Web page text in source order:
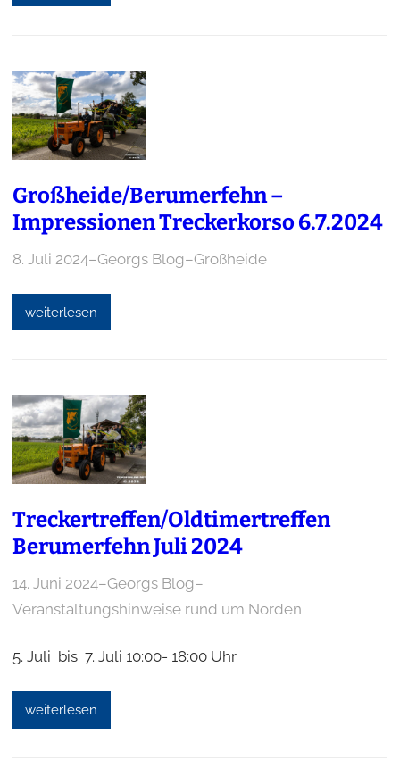
Großheide/Berumerfehn –
Impressionen Treckerkorso 6.7.2024
8. Juli 2024–Georgs Blog–Großheide
weiterlesen
Treckertreffen/Oldtimertreffen
Berumerfehn Juli 2024
14. Juni 2024–Georgs Blog–
Veranstaltungshinweise rund um Norden
5. Juli bis 7. Juli 10:00- 18:00 Uhr
weiterlesen